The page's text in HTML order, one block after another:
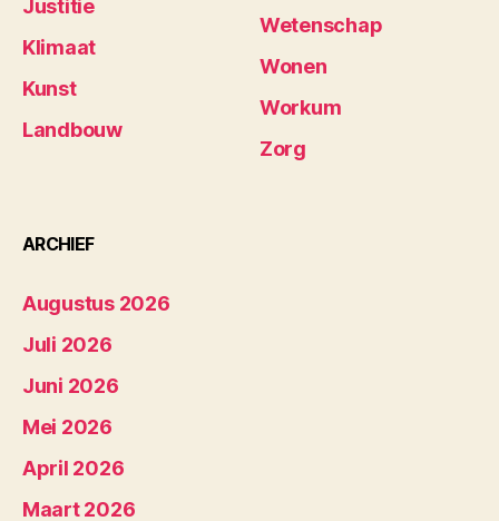
Justitie
Klimaat
Kunst
Landbouw
Wetenschap
Wonen
Workum
Zorg
ARCHIEF
Augustus 2026
Juli 2026
Juni 2026
Mei 2026
April 2026
Maart 2026